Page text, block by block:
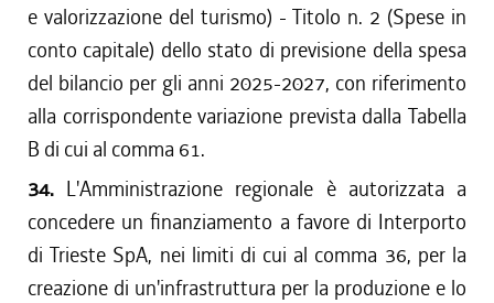
e valorizzazione del turismo) - Titolo n. 2 (Spese in
conto capitale) dello stato di previsione della spesa
del bilancio per gli anni 2025-2027, con riferimento
alla corrispondente variazione prevista dalla Tabella
B di cui al comma 61.
34. L'Amministrazione regionale è autorizzata a
concedere un finanziamento a favore di Interporto
di Trieste SpA, nei limiti di cui al comma 36, per la
creazione di un'infrastruttura per la produzione e lo